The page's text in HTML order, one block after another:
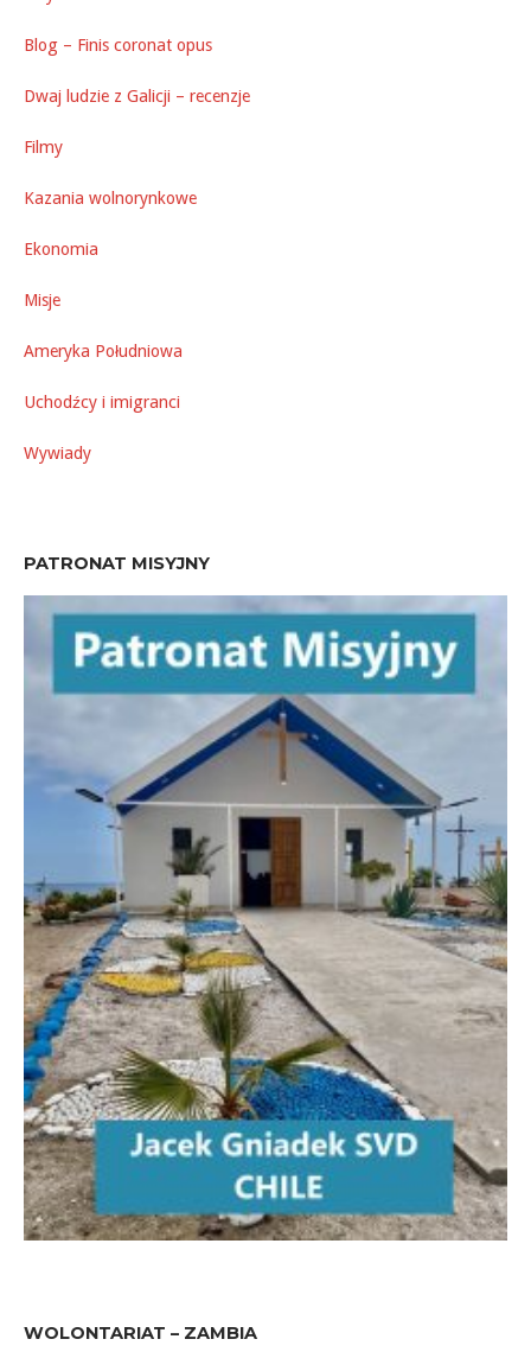
Blog – Finis coronat opus
Dwaj ludzie z Galicji – recenzje
Filmy
Kazania wolnorynkowe
Ekonomia
Misje
Ameryka Południowa
Uchodźcy i imigranci
Wywiady
PATRONAT MISYJNY
WOLONTARIAT – ZAMBIA